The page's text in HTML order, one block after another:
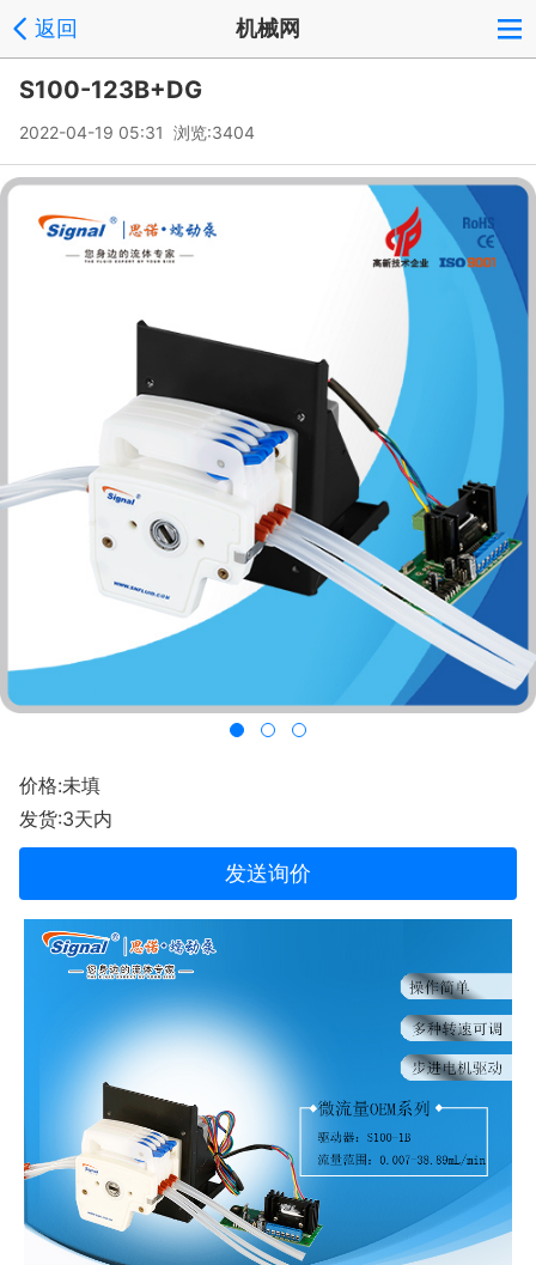
返回 机械网
S100-123B+DG
2022-04-19 05:31 浏览:3404
价格:未填
发货:3天内
发送询价